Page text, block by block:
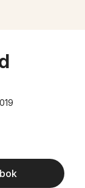
antal röster: